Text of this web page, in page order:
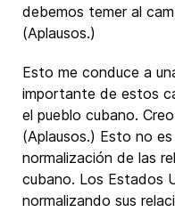
debemos temer al
(Aplausos.)
Esto me conduce a
importante de estos
el pueblo cubano.
(Aplausos.) Esto no
normalización de las
cubano. Los Estados
normalizando sus